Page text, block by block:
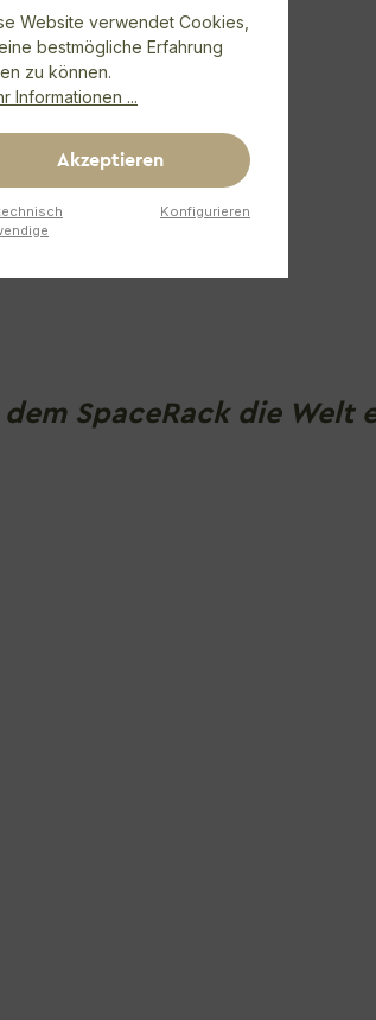
gute Figur!
SpaceRack die Welt
Website verwendet Cookies,
bestmögliche Erfahrung
zu können.
Informationen ...
Akzeptieren
Konfigurieren